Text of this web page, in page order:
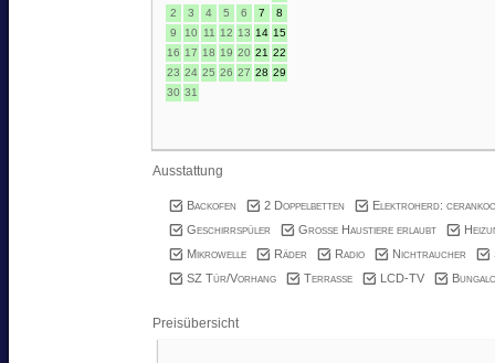
2
3 4 5 6 7
8
9
10 11 12 13 14 15
16 17 18 19 20 21 22
23 24 25 26 27 28 29
30 31
Ausstattung
Backofen 2 Doppelbetten
Elektroherd:
Geschirrspüler
Große Haustiere erlaubt
Mikrowelle
Räder Radio Nichtraucher
SZ Tür/Vorhang
Terrasse LCD-TV
Preisübersicht